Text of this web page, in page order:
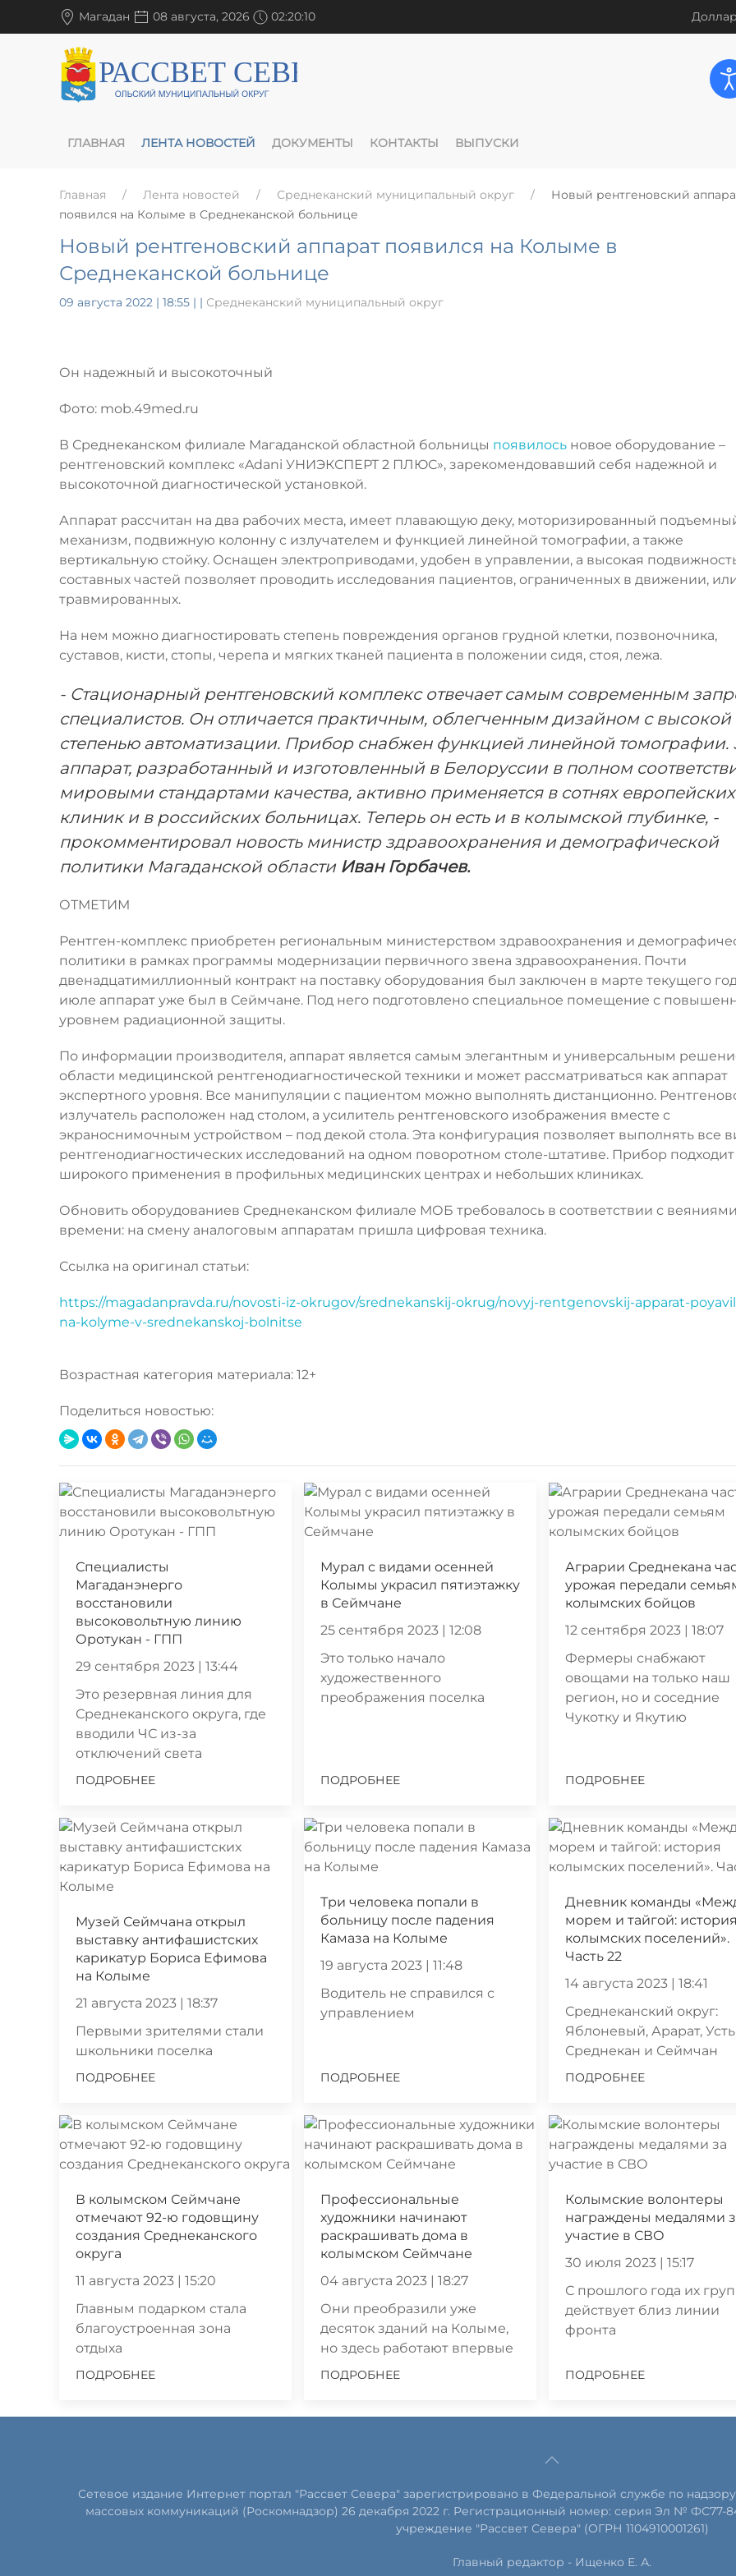
Магадан 08 августа, 2026 02:20:11
ГЛАВНАЯ ЛЕНТА НОВОСТЕЙ ДОКУМЕНТЫ КОНТАКТЫ ВЫПУСКИ
Главная Лента новостей Среднеканский муниципальный округ
Новый рентгеновский
появился на Колыме в Среднеканской больнице
Новый рентгеновский аппарат появился на Колыме в
Среднеканской больнице
09 августа 2022 | 18:55 | | Среднеканский муниципальный округ
Он надежный и высокоточный
Фото: mob.49med.ru
В Среднеканском филиале Магаданской областной больницы появилось новое оборудование –
рентгеновский комплекс «Adani УНИЭКСПЕРТ 2 ПЛЮС», зарекомендовавший себя надежной и
высокоточной диагностической установкой.
Аппарат рассчитан на два рабочих места, имеет плавающую деку, моторизированный
механизм, подвижную колонну с излучателем и функцией линейной томографии, а также
вертикальную стойку. Оснащен электроприводами, удобен в управлении, а высокая
составных частей позволяет проводить исследования пациентов, ограниченных в движении,
травмированных.
На нем можно диагностировать степень повреждения органов грудной клетки, позвоночника,
суставов, кисти, стопы, черепа и мягких тканей пациента в положении сидя, стоя, лежа.
- Стационарный рентгеновский комплекс отвечает самым современным
специалистов. Он отличается практичным, облегченным дизайном с высокой
степенью автоматизации. Прибор снабжен функцией линейной томографии.
аппарат, разработанный и изготовленный в Белоруссии в полном
мировыми стандартами качества, активно применяется в сотнях европейских
клиник и в российских больницах. Теперь он есть и в колымской глубинке, -
прокомментировал новость министр здравоохранения и демографической
политики Магаданской области Иван Горбачев.
ОТМЕТИМ
Рентген-комплекс приобретен региональным министерством здравоохранения и
политики в рамках программы модернизации первичного звена здравоохранения. Почти
двенадцатимиллионный контракт на поставку оборудования был заключен в марте текущего
июле аппарат уже был в Сеймчане. Под него подготовлено специальное помещение с
уровнем радиационной защиты.
По информации производителя, аппарат является самым элегантным и универсальным
области медицинской рентгенодиагностической техники и может рассматриваться как аппарат
экспертного уровня. Все манипуляции с пациентом можно выполнять дистанционно.
излучатель расположен над столом, а усилитель рентгеновского изображения вместе с
экраноснимочным устройством – под декой стола. Эта конфигурация позволяет выполнять все
рентгенодиагностических исследований на одном поворотном столе-штативе. Прибор подходит
широкого применения в профильных медицинских центрах и небольших клиниках.
Обновить оборудованиев Среднеканском филиале МОБ требовалось в соответствии с веяниями
времени: на смену аналоговым аппаратам пришла цифровая техника.
Ссылка на оригинал статьи:
https://magadanpravda.ru/novosti-iz-okrugov/srednekanskij-okrug/novyj-rentgenovskij-apparat-
na-kolyme-v-srednekanskoj-bolnitse
Возрастная категория материала: 12+
Поделиться новостью:
Специалисты
Магаданэнерго
восстановили
высоковольтную линию
Оротукан - ГПП
29 сентября 2023 | 13:44
Это резервная линия для
Среднеканского округа, где
вводили ЧС из-за
отключений света
ПОДРОБНЕЕ
Мурал с видами осенней
Колымы украсил пятиэтажку
в Сеймчане
25 сентября 2023 | 12:08
Это только начало
художественного
преображения поселка
ПОДРОБНЕЕ
Аграрии Среднекана
урожая передали
колымских бойцов
12 сентября 2023 | 18:07
Фермеры снабжают
овощами на только наш
регион, но и соседние
Чукотку и Якутию
ПОДРОБНЕЕ
Музей Сеймчана открыл
выставку антифашистских
карикатур Бориса Ефимова
на Колыме
21 августа 2023 | 18:37
Первыми зрителями стали
школьники поселка
ПОДРОБНЕЕ
Три человека попали в
больницу после падения
Камаза на Колыме
19 августа 2023 | 11:48
Водитель не справился с
управлением
ПОДРОБНЕЕ
Дневник команды
морем и тайгой: история
колымских поселений».
Часть 22
14 августа 2023 | 18:41
Среднеканский округ:
Яблоневый, Арарат,
Среднекан и Сеймчан
ПОДРОБНЕЕ
В колымском Сеймчане
отмечают 92-ю годовщину
создания Среднеканского
округа
11 августа 2023 | 15:20
Главным подарком стала
благоустроенная зона
отдыха
ПОДРОБНЕЕ
Профессиональные
художники начинают
раскрашивать дома в
колымском Сеймчане
04 августа 2023 | 18:27
Они преобразили уже
десяток зданий на Колыме,
но здесь работают впервые
ПОДРОБНЕЕ
Колымские волонтеры
награждены медалями
участие в СВО
30 июля 2023 | 15:17
С прошлого года их
действует близ линии
фронта
ПОДРОБНЕЕ
Сетевое издание Интернет портал "Рассвет Севера" зарегистрировано в Федеральной службе по
массовых коммуникаций (Роскомнадзор) 26 декабря 2022 г. Регистрационный номер: серия Эл № ФС77-
учреждение "Рассвет Севера" (ОГРН 1104910001261)
Главный редактор - Ищенко Е. А.